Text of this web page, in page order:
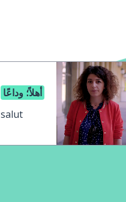
أهلاً؛ وداعًا
salut